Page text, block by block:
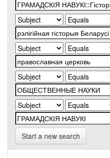
Start a new search